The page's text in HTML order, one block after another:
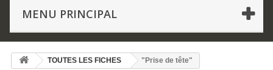
MENU PRINCIPAL
TOUTES LES FICHES "Prise de tête"